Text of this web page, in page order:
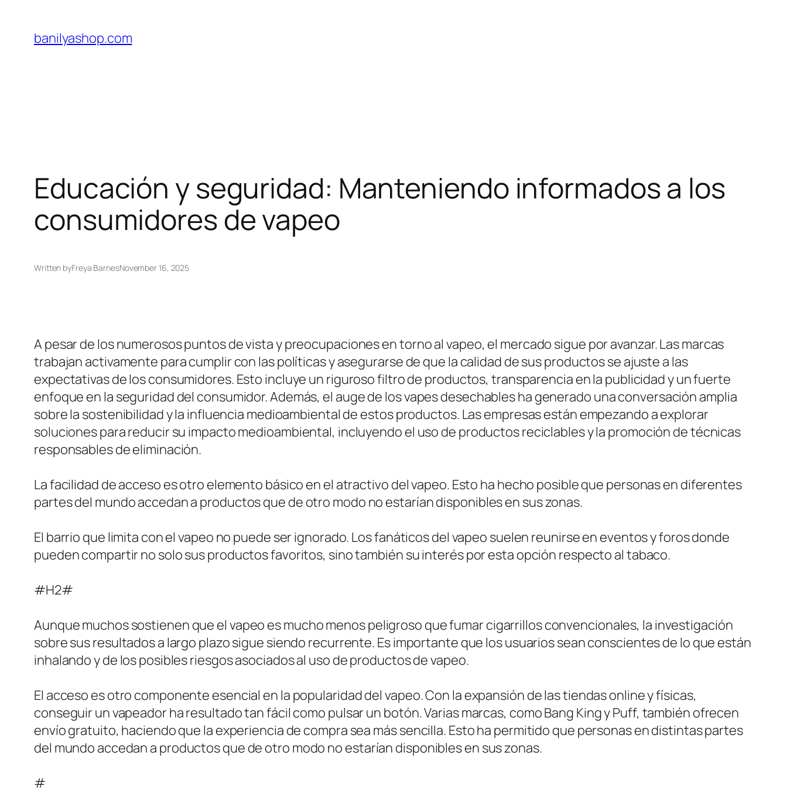
content
banilyashop.com
Educación y seguridad: Manteniendo informados a los
consumidores de vapeo
Written byFreya BarnesNovember 16, 2025
A pesar de los numerosos puntos de vista y preocupaciones en torno al vapeo, el mercado sigue por avanzar. Las marcas
trabajan activamente para cumplir con las políticas y asegurarse de que la calidad de sus productos se ajuste a las
expectativas de los consumidores. Esto incluye un riguroso filtro de productos, transparencia en la publicidad y un fuerte
enfoque en la seguridad del consumidor. Además, el auge de los vapes desechables ha generado una conversación amplia
sobre la sostenibilidad y la influencia medioambiental de estos productos. Las empresas están empezando a explorar
soluciones para reducir su impacto medioambiental, incluyendo el uso de productos reciclables y la promoción de técnicas
responsables de eliminación.
La facilidad de acceso es otro elemento básico en el atractivo del vapeo. Esto ha hecho posible que personas en diferentes
partes del mundo accedan a productos que de otro modo no estarían disponibles en sus zonas.
El barrio que limita con el vapeo no puede ser ignorado. Los fanáticos del vapeo suelen reunirse en eventos y foros donde
pueden compartir no solo sus productos favoritos, sino también su interés por esta opción respecto al tabaco.
#H2#
Aunque muchos sostienen que el vapeo es mucho menos peligroso que fumar cigarrillos convencionales, la investigación
sobre sus resultados a largo plazo sigue siendo recurrente. Es importante que los usuarios sean conscientes de lo que están
inhalando y de los posibles riesgos asociados al uso de productos de vapeo.
El acceso es otro componente esencial en la popularidad del vapeo. Con la expansión de las tiendas online y físicas,
conseguir un vapeador ha resultado tan fácil como pulsar un botón. Varias marcas, como Bang King y Puff, también ofrecen
envío gratuito, haciendo que la experiencia de compra sea más sencilla. Esto ha permitido que personas en distintas partes
del mundo accedan a productos que de otro modo no estarían disponibles en sus zonas.
#